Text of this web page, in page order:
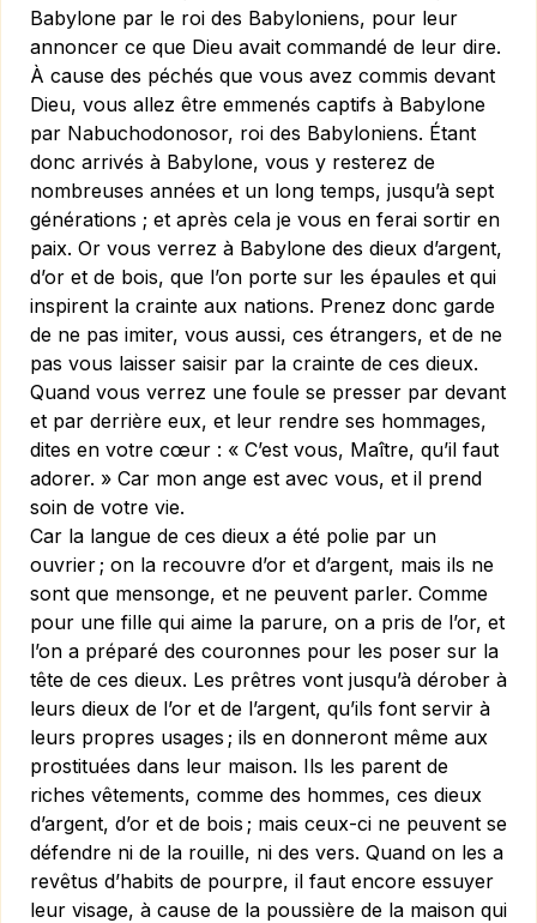
Babylone par le roi des Babyloniens, pour leur
annoncer ce que Dieu avait commandé de leur dire.
À cause des péchés que vous avez commis devant
Dieu, vous allez être emmenés captifs à Babylone
par Nabuchodonosor, roi des Babyloniens. Étant
donc arrivés à Babylone, vous y resterez de
nombreuses années et un long temps, jusqu’à sept
générations ; et après cela je vous en ferai sortir en
paix. Or vous verrez à Babylone des dieux d’argent,
d’or et de bois, que l’on porte sur les épaules et qui
inspirent la crainte aux nations. Prenez donc garde
de ne pas imiter, vous aussi, ces étrangers, et de ne
pas vous laisser saisir par la crainte de ces dieux.
Quand vous verrez une foule se presser par devant
et par derrière eux, et leur rendre ses hommages,
dites en votre cœur : « C’est vous, Maître, qu’il faut
adorer. » Car mon ange est avec vous, et il prend
soin de votre vie.
Car la langue de ces dieux a été polie par un
ouvrier ; on la recouvre d’or et d’argent, mais ils ne
sont que mensonge, et ne peuvent parler. Comme
pour une fille qui aime la parure, on a pris de l’or, et
l’on a préparé des couronnes pour les poser sur la
tête de ces dieux. Les prêtres vont jusqu’à dérober à
leurs dieux de l’or et de l’argent, qu’ils font servir à
leurs propres usages ; ils en donneront même aux
prostituées dans leur maison. Ils les parent de
riches vêtements, comme des hommes, ces dieux
d’argent, d’or et de bois ; mais ceux-ci ne peuvent se
défendre ni de la rouille, ni des vers. Quand on les a
revêtus d’habits de pourpre, il faut encore essuyer
leur visage, à cause de la poussière de la maison qui